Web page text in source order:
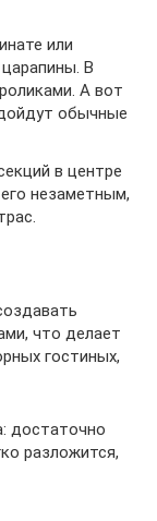
или
В
А вот
обычные
в центре
незаметным,
что делает
гостиных,
достаточно
разложится,